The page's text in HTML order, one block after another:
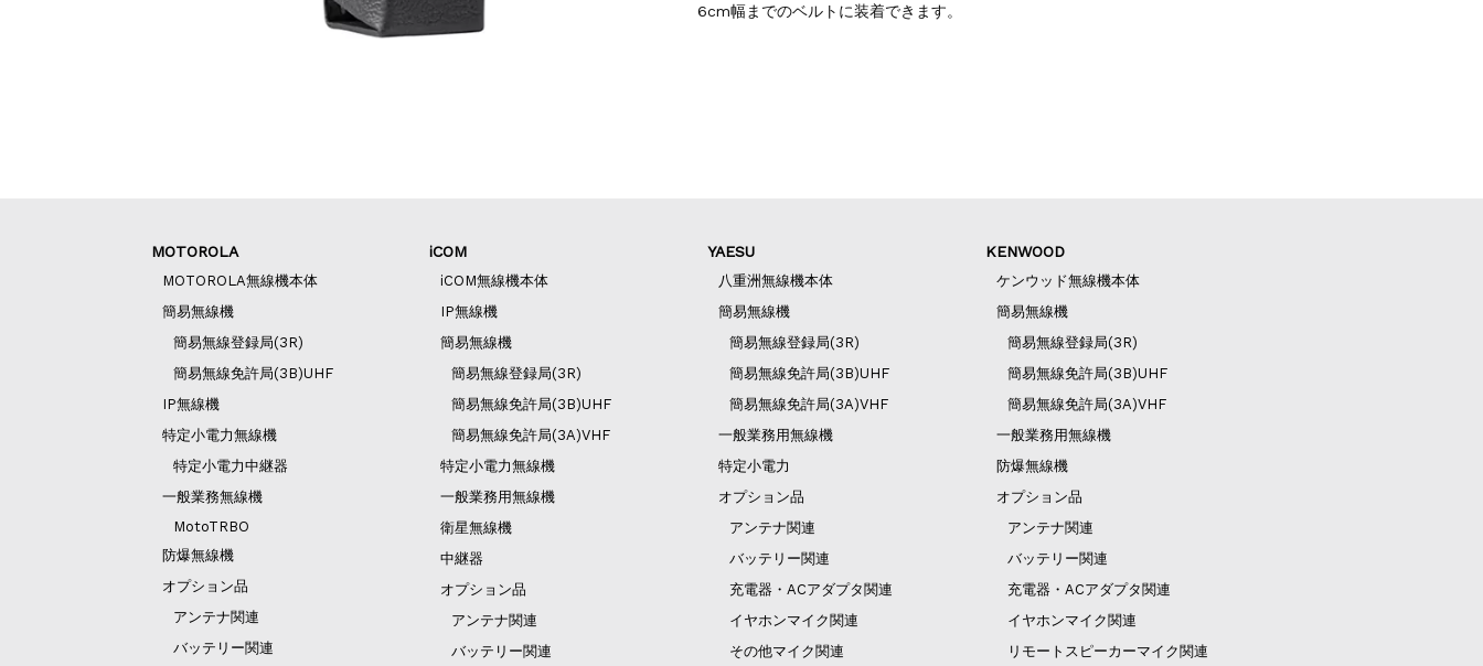
6cm幅までのベルトに装着できます。
MOTOROLA
MOTOROLA無線機本体
簡易無線機
簡易無線登録局(3R)
簡易無線免許局(3B)UHF
IP無線機
特定小電力無線機
特定小電力中継器
一般業務無線機
MotoTRBO
防爆無線機
オプション品
アンテナ関連
バッテリー関連
iCOM
iCOM無線機本体
IP無線機
簡易無線機
簡易無線登録局(3R)
簡易無線免許局(3B)UHF
簡易無線免許局(3A)VHF
特定小電力無線機
一般業務用無線機
衛星無線機
中継器
オプション品
アンテナ関連
バッテリー関連
YAESU
八重洲無線機本体
簡易無線機
簡易無線登録局(3R)
簡易無線免許局(3B)UHF
簡易無線免許局(3A)VHF
一般業務用無線機
特定小電力
オプション品
アンテナ関連
バッテリー関連
充電器・ACアダプタ関連
イヤホンマイク関連
その他マイク関連
KENWOOD
ケンウッド無線機本体
簡易無線機
簡易無線登録局(3R)
簡易無線免許局(3B)UHF
簡易無線免許局(3A)VHF
一般業務用無線機
防爆無線機
オプション品
アンテナ関連
バッテリー関連
充電器・ACアダプタ関連
イヤホンマイク関連
リモートスピーカーマイク関連